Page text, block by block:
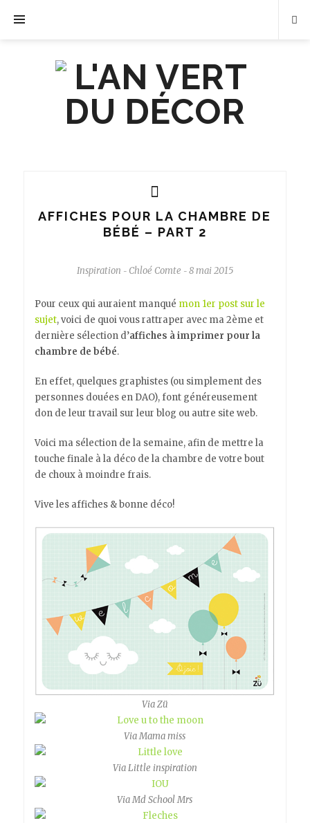
AFFICHES POUR LA CHAMBRE DE
BÉBÉ – PART 2
Inspiration - Chloé Comte - 8 mai 2015
Pour ceux qui auraient manqué mon 1er post sur le
sujet, voici de quoi vous rattraper avec ma 2ème et
dernière sélection d’affiches à imprimer pour la
chambre de bébé.
En effet, quelques graphistes (ou simplement des
personnes douées en DAO), font généreusement
don de leur travail sur leur blog ou autre site web.
Voici ma sélection de la semaine, afin de mettre la
touche finale à la déco de la chambre de votre bout
de choux à moindre frais.
Vive les affiches & bonne déco!
Via Zü
Via Mama miss
Via Little inspiration
Via Md School Mrs